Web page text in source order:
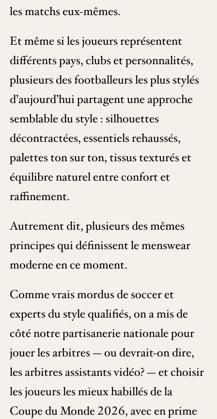
les matchs eux-mêmes.
Et même si les joueurs représentent
différents pays, clubs et personnalités,
plusieurs des footballeurs les plus stylés
d’aujourd’hui partagent une approche
semblable du style : silhouettes
décontractées, essentiels rehaussés,
palettes ton sur ton, tissus texturés et
équilibre naturel entre confort et
raffinement.
Autrement dit, plusieurs des mêmes
principes qui définissent le menswear
moderne en ce moment.
Comme vrais mordus de soccer et
experts du style qualifiés, on a mis de
côté notre partisanerie nationale pour
jouer les arbitres — ou devrait-on dire,
les arbitres assistants vidéo? — et choisir
les joueurs les mieux habillés de la
Coupe du Monde 2026, avec en prime